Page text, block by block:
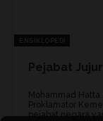
ENSIKLOPEDI
Pejabat
Mohammad Hatta
Proklamator
pejabat negara